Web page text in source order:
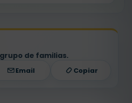
de familias.
Email Copiar